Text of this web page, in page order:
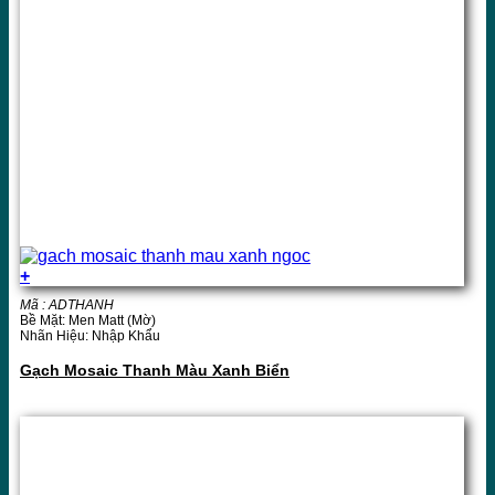
+
Mã : ADTHANH
Bề Mặt: Men Matt (Mờ)
Nhãn Hiệu: Nhập Khẩu
Gạch Mosaic Thanh Màu Xanh Biển